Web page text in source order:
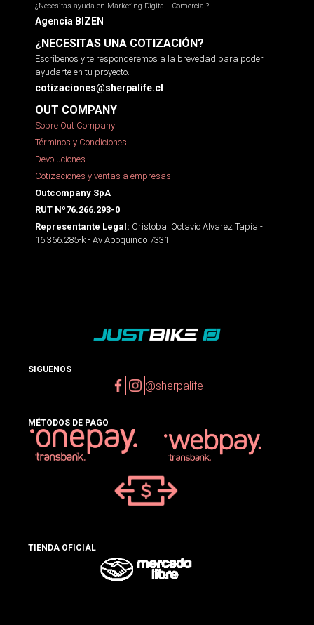
¿Necesitas ayuda en Marketing Digital - Comercial?
Agencia BIZEN
¿NECESITAS UNA COTIZACIÓN?
Escríbenos y te responderemos a la brevedad para poder
ayudarte en tu proyecto.
cotizaciones@sherpalife.cl
OUT COMPANY
Sobre Out Company
Términos y Condiciones
Devoluciones
Cotizaciones y ventas a empresas
Outcompany SpA
RUT Nº76.266.293-0
Representante Legal: Cristobal Octavio Alvarez Tapia -
16.366.285-k - Av Apoquindo 7331
SIGUENOS
@sherpalife
MÉTODOS DE PAGO
TIENDA OFICIAL